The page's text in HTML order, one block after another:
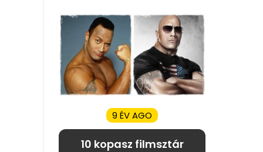
9 ÉV AGO
10 kopasz filmsztár